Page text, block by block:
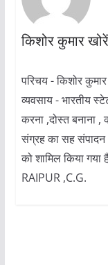
किशोर कुमार
परिचय - किशोर
व्यवसाय - भारतीय
करना ,दोस्त बनाना ,
संग्रह का सह
को शामिल किया
RAIPUR ,C.G.